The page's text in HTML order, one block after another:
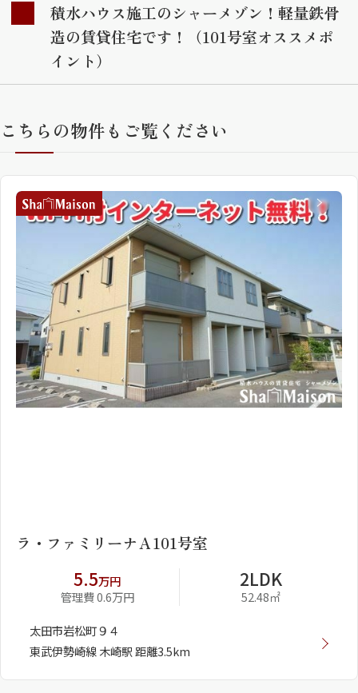
積水ハウス施工のシャーメゾン！軽量鉄骨
造の賃貸住宅です！（101号室オススメポ
イント）
こちらの物件もご覧ください
ラ・ファミリーナＡ101号室
5.5万円
管理費 0.6万円
2LDK
52.48㎡
太田市岩松町９４
東武伊勢崎線 木崎駅 距離3.5km